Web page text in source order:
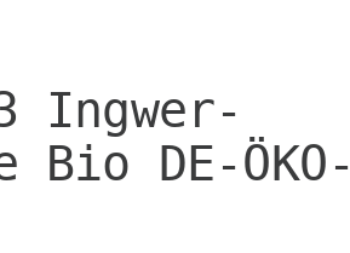
Ingwer-
DE-ÖKO-